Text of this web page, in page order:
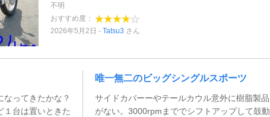
不明
おすすめ度：
2026年5月2日
Tatsu3 さん
なってきたかな？
１台は置いときた
唯一無二のビッグシングルスポーツ
サイドカバーーやテールカウル意外に樹脂製品
がない。3000rpmまででシフトアップして鼓動